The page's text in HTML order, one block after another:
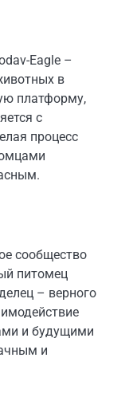
Eagle –
в
платформу,
с
процесс
сообщество
питомец
– верного
и будущими
и